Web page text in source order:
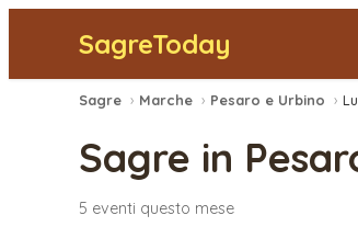
SagreToday
Sagre › Marche › Pesaro e Urbino ›
Sagre in
5 eventi questo mese